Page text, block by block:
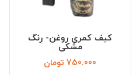
کیف کمری روغن- رنگ
مشکی
750.000 تومان